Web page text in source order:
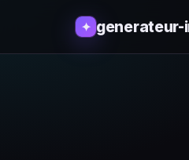
✦ generateur-